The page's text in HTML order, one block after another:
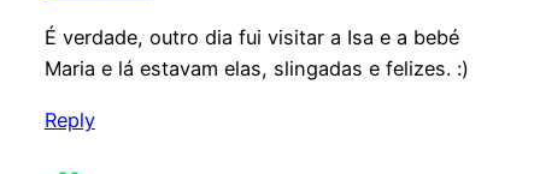
É verdade, outro dia fui visitar a Isa e a bebé
Maria e lá estavam elas, slingadas e felizes. :)
Reply